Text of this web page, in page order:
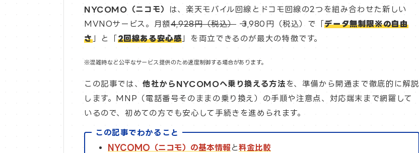
NYCOMO（ニコモ）
は、楽天モバイル回線とドコモ回線の2つを組み合わせた新しい
MVNOサービス。月額4,928円（税込） → 3,980円（税込）で「データ無制限※の自由
さ」と「 2回線ある安心感 」を両立できるのが最大の特徴です。
※混雑時など公平なサービス提供のため速度制御する場合があります。
この記事では、他社からNYCOMOへ乗り換える方法を、準備から開通まで徹底的に解説
します。MNP（電話番号そのままの乗り換え）の手順や注意点、対応端末まで網羅して
いるので、初めての方でも安心して手続きを進められます。
この記事でわかること
NYCOMO（ニコモ）の基本情報 と料金比較